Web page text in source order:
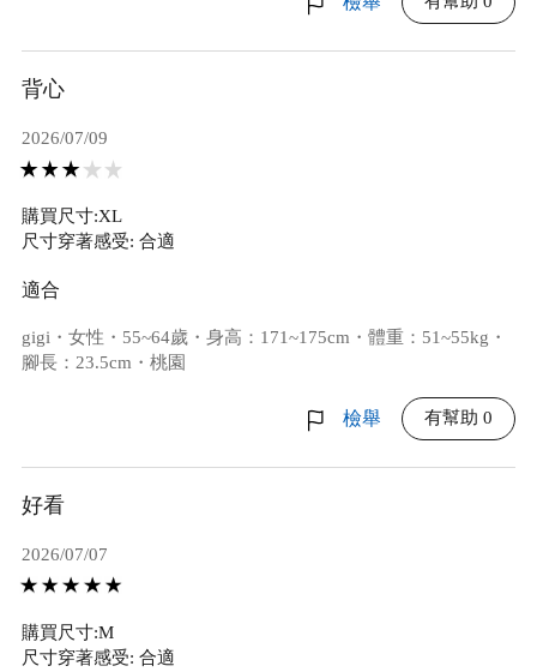
背心
2026/07/09
購買尺寸:XL
尺寸穿著感受: 合適
適合
gigi・女性・55~64歲・身高：171~175cm・體重：51~55kg・
腳長：23.5cm・桃園
檢舉 有幫助 0
好看
2026/07/07
購買尺寸:M
尺寸穿著感受: 合適